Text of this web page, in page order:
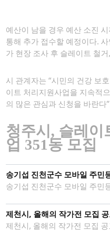
예산이 남을 경우 예산 소진
통해 추가 접수할 예정이다.
가 현장 조사 후 슬레이트 철
시 관계자는 “시민의 건강 보
이트 처리지원사업을 지속적
의 많은 관심과 신청을 바란다
청주시 , 슬레이
업 351동 모집
송기섭 진천군수 모바일 주민
송기섭 진천군수 모바일 주민
제천시, 올해의 작가전 모집
제천시, 올해의 작가전 모집